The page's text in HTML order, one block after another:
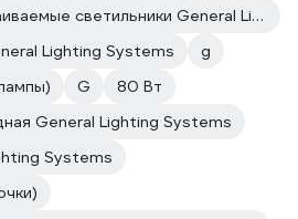
Светодиодные встраиваемые светильники General Lighting Systems
Lighting Systems
g
G
80 Вт
General Lighting Systems
Systems